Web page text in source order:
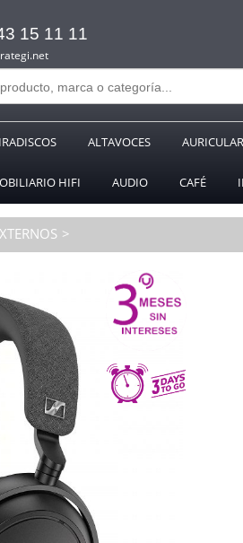
15 11 11
ALTAVOCES
HIFI AUDIO CAFÉ